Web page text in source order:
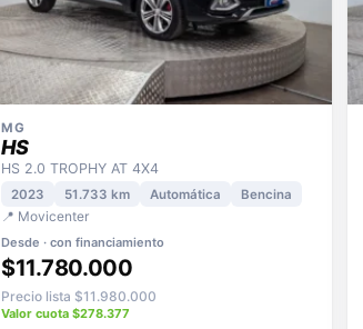
MG
HS
HS 2.0 TROPHY AT 4X4
2023 51.733 km Automática Bencina
📍 Movicenter
Desde · con financiamiento
$11.780.000
Precio lista $11.980.000
Valor cuota $278.377